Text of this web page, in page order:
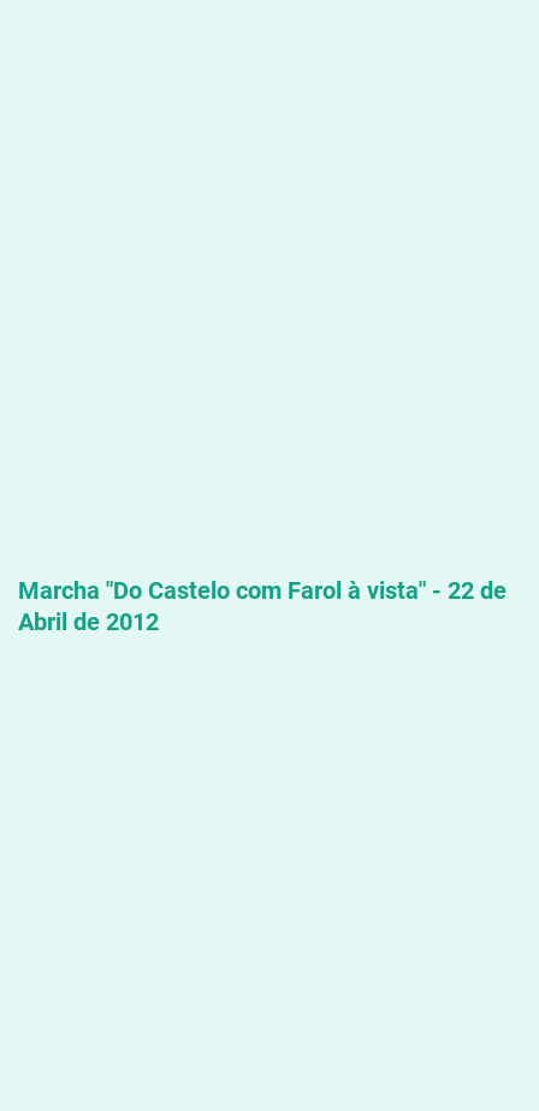
Marcha "Do Castelo com Farol à vista" - 22 de
Abril de 2012